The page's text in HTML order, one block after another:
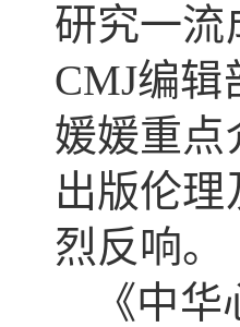
研究一流
CMJ编
媛媛重点
出版伦
烈反响。
《中